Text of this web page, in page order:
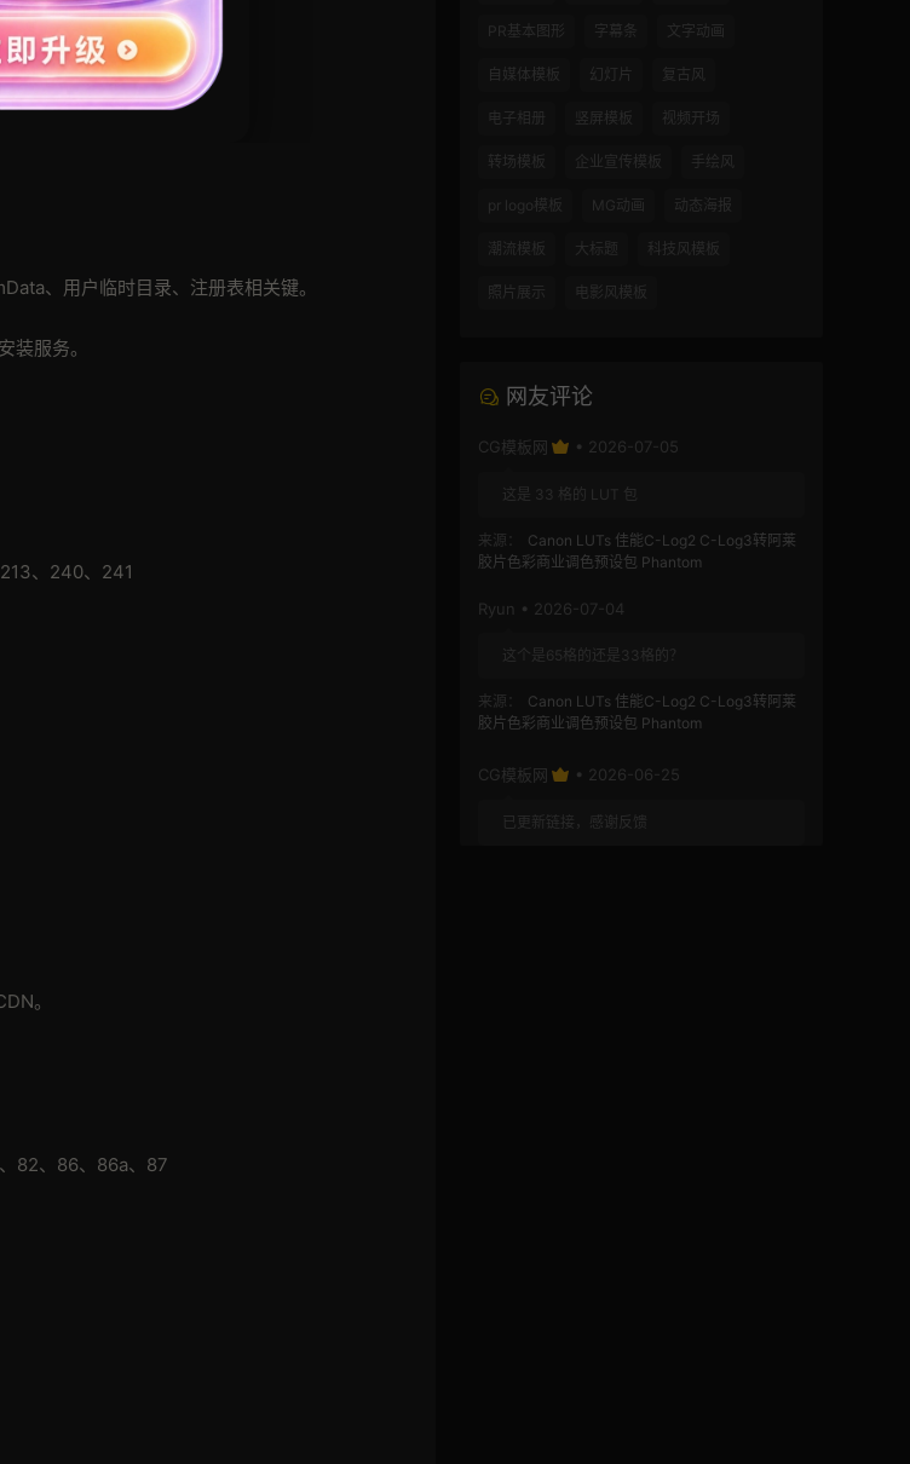
、用户临时目录、注册表相关键。
服务。
、240、241
。
82、86、86a、87
PR基本图形 字幕条 文字动画
自媒体模板 幻灯片 复古风
电子相册 竖屏模板 视频开场
转场模板 企业宣传模板 手绘风
pr logo模板 MG动画 动态海报
潮流模板 大标题 科技风模板
照片展示 电影风模板
网友评论
CG模板网 • 2026-07-05
这是 33 格的 LUT 包
来源：
Canon LUTs 佳能C-Log2 C-Log3转阿莱
胶片色彩商业调色预设包 Phantom
Ryun • 2026-07-04
这个是65格的还是33格的？
来源：
Canon LUTs 佳能C-Log2 C-Log3转阿莱
胶片色彩商业调色预设包 Phantom
CG模板网 • 2026-06-25
已更新链接，感谢反馈